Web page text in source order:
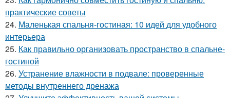
практические советы
24. Маленькая спальня-гостиная: 10 идей для удобного
интерьера
25. Как правильно организовать пространство в спальне-
гостиной
26. Устранение влажности в подвале: проверенные
методы внутреннего дренажа